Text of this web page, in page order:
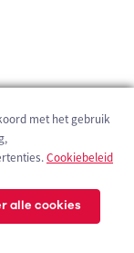
met het gebruik
Cookiebeleid
alle cookies